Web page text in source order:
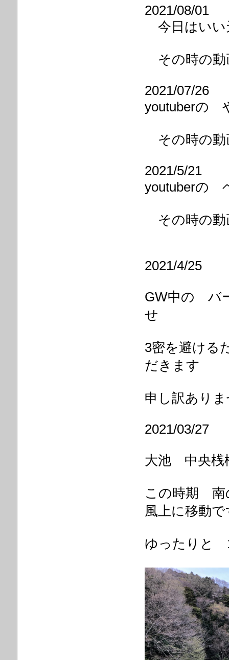
2021/08/01
今日はい
その時の動
2021/07/26
youtuberの
その時の動
2021/5/21
youtuberの
その時の動
2021/4/25
GW中の バ
せ
3密を避ける
だきます
申し訳あり
2021/03/27
大池 中央桟
この時期 南
風上に移動で
ゆったりと